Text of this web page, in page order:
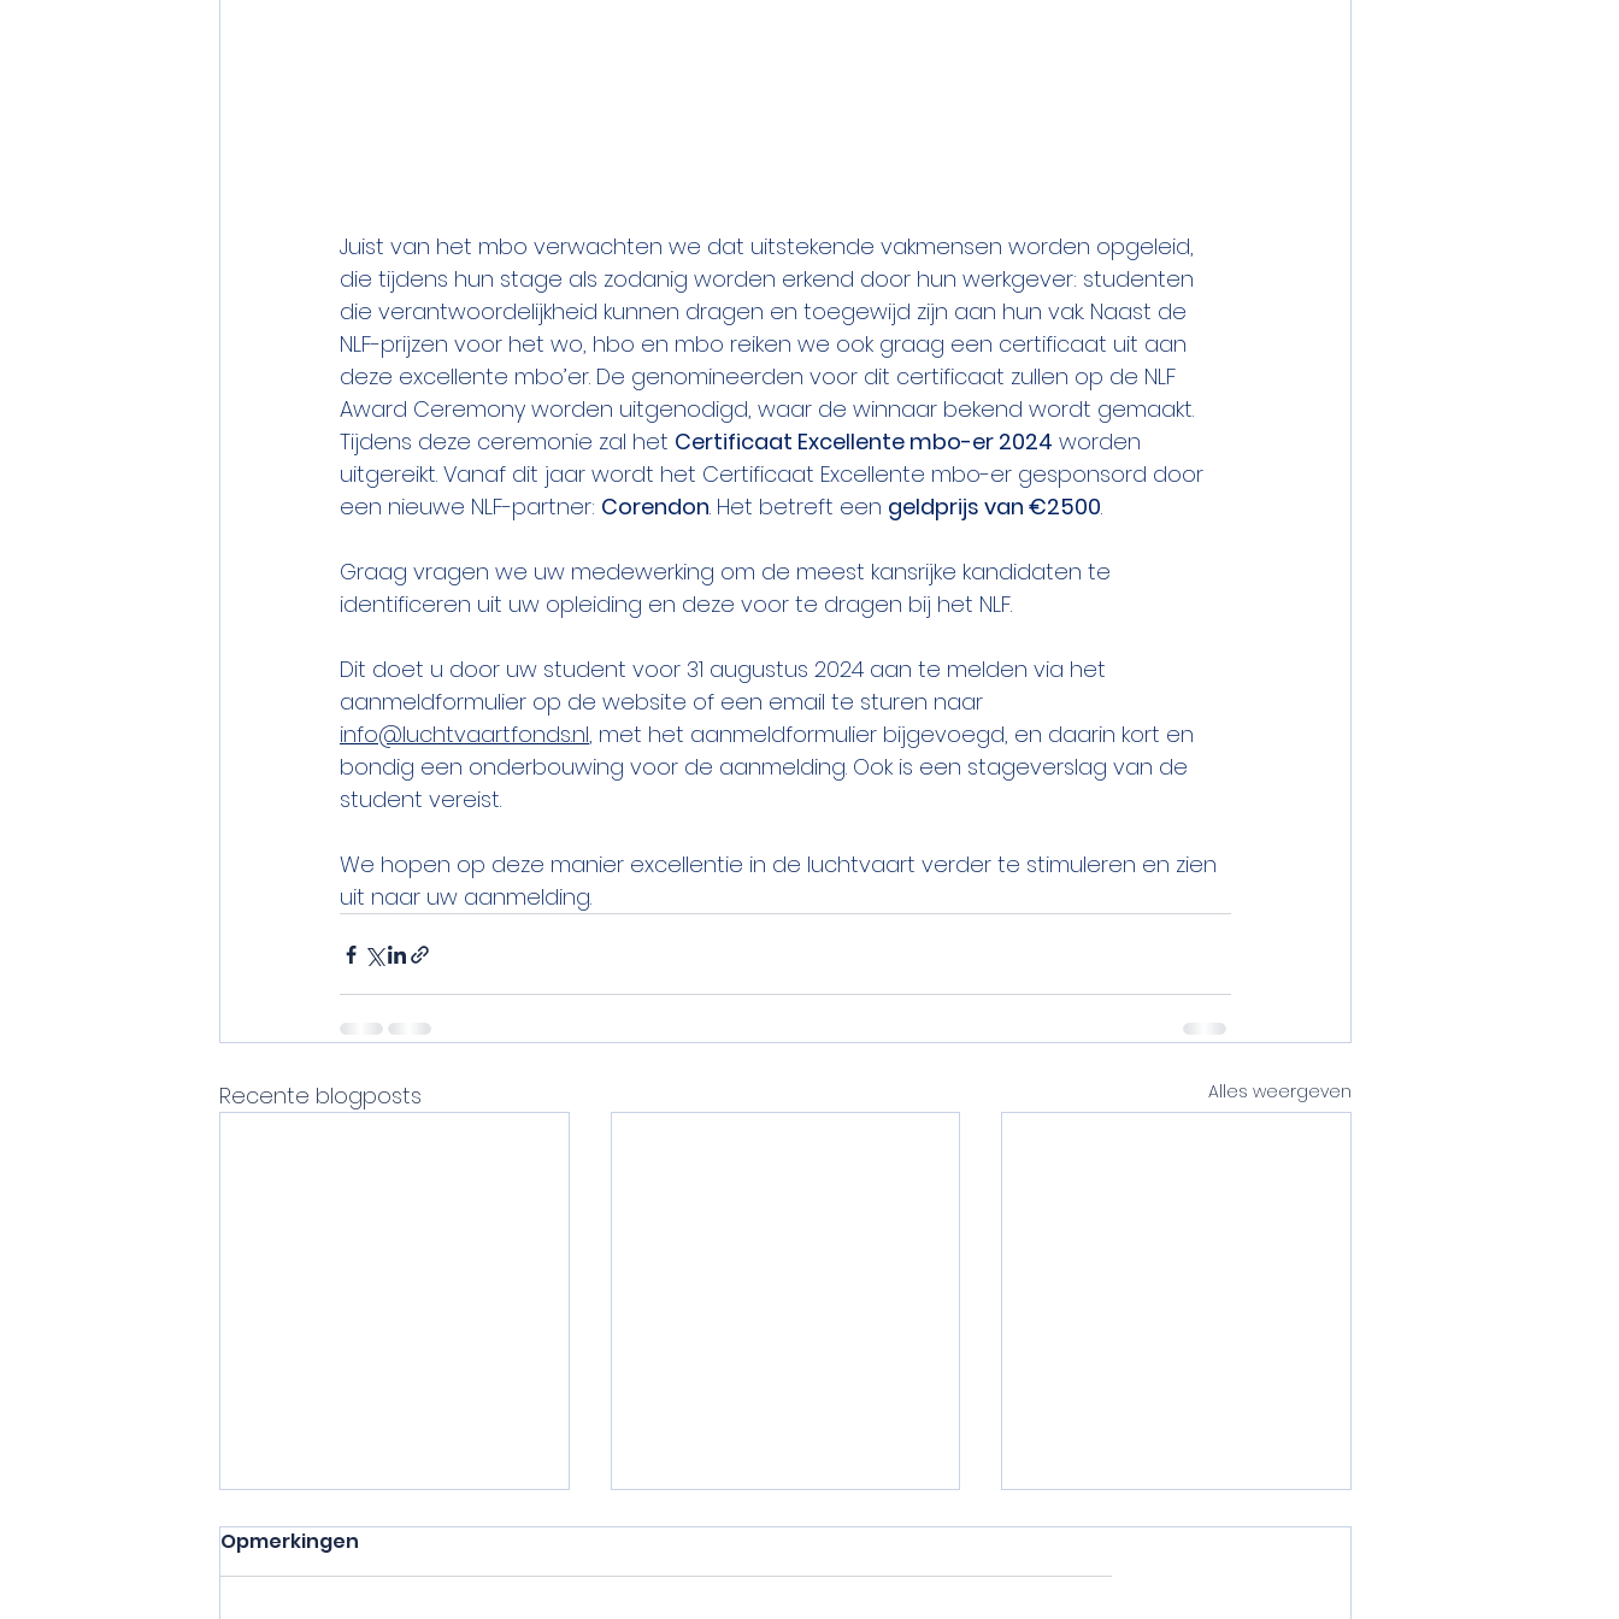
Juist van het mbo verwachten we dat uitstekende vakmensen worden opgeleid,
die tijdens hun stage als zodanig worden erkend door hun werkgever: studenten
die verantwoordelijkheid kunnen dragen en toegewijd zijn aan hun vak. Naast de
NLF-prijzen voor het wo, hbo en mbo reiken we ook graag een certificaat uit aan
deze excellente mbo’er. De genomineerden voor dit certificaat zullen op de NLF
Award Ceremony worden uitgenodigd, waar de winnaar bekend wordt gemaakt.
Tijdens deze ceremonie zal het Certificaat Excellente mbo-er 2024 worden
uitgereikt. Vanaf dit jaar wordt het Certificaat Excellente mbo-er gesponsord door
een nieuwe NLF-partner: Corendon. Het betreft een geldprijs van €2500.
Graag vragen we uw medewerking om de meest kansrijke kandidaten te
identificeren uit uw opleiding en deze voor te dragen bij het NLF.
Dit doet u door uw student voor 31 augustus 2024 aan te melden via het
aanmeldformulier op de website of een email te sturen naar
info@luchtvaartfonds.nl, met het aanmeldformulier bijgevoegd, en daarin kort en
bondig een onderbouwing voor de aanmelding. Ook is een stageverslag van de
student vereist.
We hopen op deze manier excellentie in de luchtvaart verder te stimuleren en zien
uit naar uw aanmelding.
Recente blogposts Alles weergeven
Opmerkingen